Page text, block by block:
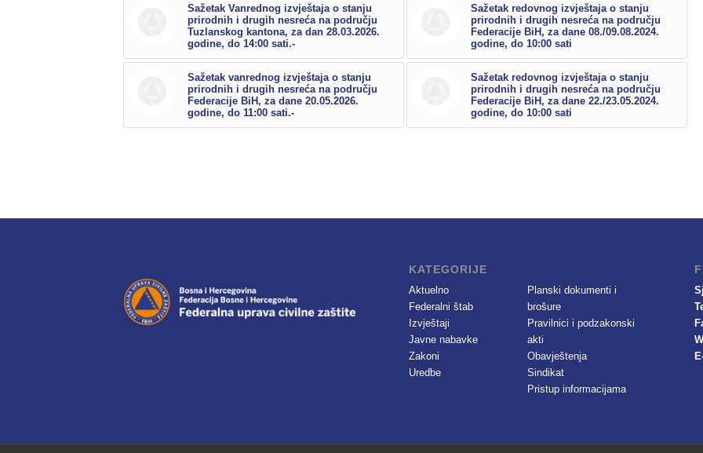
Sažetak Vanrednog izvještaja o stanju
prirodnih i drugih nesreća na području
Tuzlanskog kantona, za dan 28.03.2026.
godine, do 14:00 sati.-
Sažetak redovnog izvještaja o stanju
prirodnih i drugih nesreća na području
Federacije BiH, za dane 08./09.08.2024.
godine, do 10:00 sati
Sažetak vanrednog izvještaja o stanju
prirodnih i drugih nesreća na području
Federacije BiH, za dane 20.05.2026.
godine, do 11:00 sati.-
Sažetak redovnog izvještaja o stanju
prirodnih i drugih nesreća na području
Federacije BiH, za dane 22./23.05.2024.
godine, do 10:00 sati
KATEGORIJE
Aktuelno
Federalni štab
Izvještaji
Javne nabavke
Zakoni
Uredbe
Planski dokumenti i
brošure
Pravilnici i podzakonski
akti
Obavještenja
Sindikat
Pristup informacijama